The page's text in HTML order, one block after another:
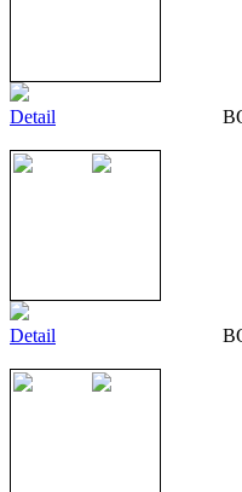
Detail
Detail